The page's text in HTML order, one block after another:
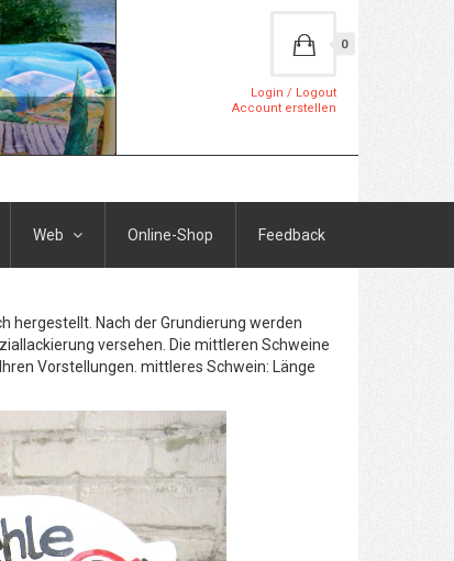
0
Login / Logout
Account erstellen
Web Online-Shop Feedback
hergestellt. Nach der Grundierung werden
versehen. Die mittleren Schweine
Vorstellungen. mittleres Schwein: Länge